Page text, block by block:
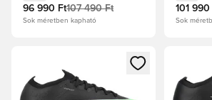
96 990 Ft107 490 Ft
Sok méretben kapható
101 990
Sok
Megnyit egy modált a